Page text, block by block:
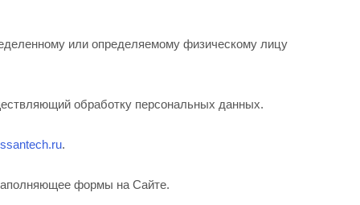
или определяемому физическому лицу
обработку персональных данных.
.
формы на Сайте.